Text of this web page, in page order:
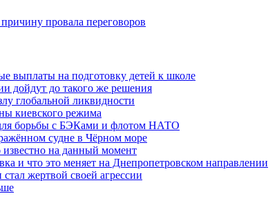
провала переговоров
выплаты на подготовку детей к школе
дойдут до такого же решения
глобальной ликвидности
киевского режима
для борьбы с БЭКами и флотом НАТО
судне в Чёрном море
на данный момент
и что это меняет на Днепропетровском направлении
жертвой своей агрессии